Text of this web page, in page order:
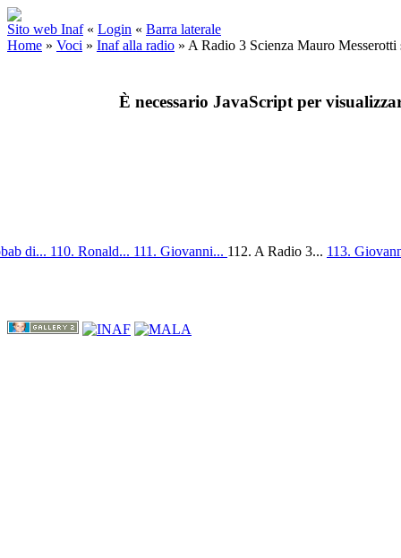
Sito web Inaf « Login « Barra laterale
Home » Voci » Inaf alla radio » A Radio 3 Scienza Mauro Messerotti
È necessario JavaScript per
di... 110. Ronald... 111. Giovanni... 112. A Radio 3... 113.